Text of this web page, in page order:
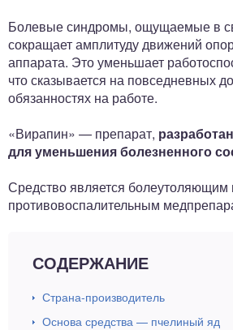
Болевые синдромы, ощущаемые в
сокращает амплитуду движений
аппарата. Это уменьшает
что сказывается на повседневных
обязанностях на работе.
«Вирапин» — препарат,
для уменьшения болезненного
Средство является болеутоляющим
противовоспалительным
СОДЕРЖАНИЕ
Страна-производитель
Основа средства — пчелиный яд